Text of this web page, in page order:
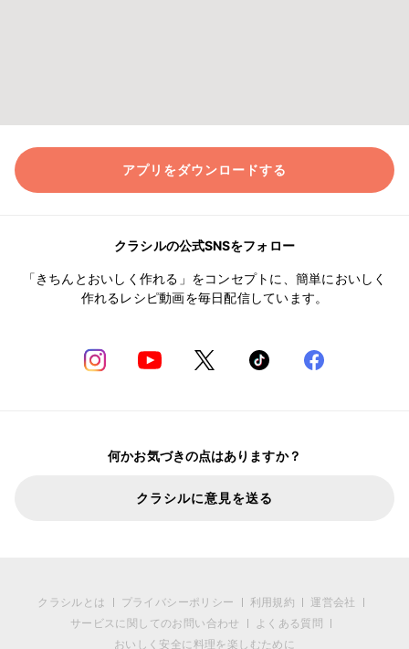
アプリをダウンロードする
クラシルの公式SNSをフォロー
「きちんとおいしく作れる」をコンセプトに、簡単においしく
作れるレシピ動画を毎日配信しています。
何かお気づきの点はありますか？
クラシルに意見を送る
クラシルとは プライバシーポリシー 利用規約
運営会社
サービスに関してのお問い合わせ
よくある質問
おいしく安全に料理を楽しむために